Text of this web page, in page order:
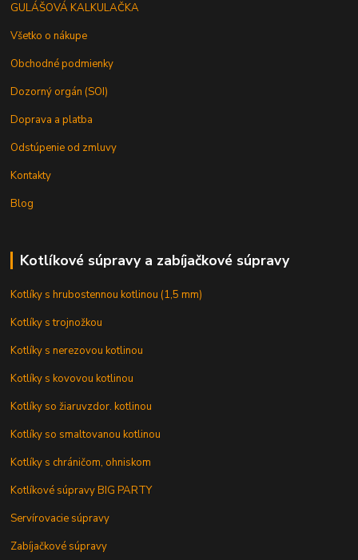
GULÁŠOVÁ KALKULAČKA
Všetko o nákupe
Obchodné podmienky
Dozorný orgán (SOI)
Doprava a platba
Odstúpenie od zmluvy
Kontakty
Blog
Kotlíkové súpravy a zabíjačkové súpravy
Kotlíky s hrubostennou kotlinou (1,5 mm)
Kotlíky s trojnožkou
Kotlíky s nerezovou kotlinou
Kotlíky s kovovou kotlinou
Kotlíky so žiaruvzdor. kotlinou
Kotlíky so smaltovanou kotlinou
Kotlíky s chráničom, ohniskom
Kotlíkové súpravy BIG PARTY
Servírovacie súpravy
Zabíjačkové súpravy